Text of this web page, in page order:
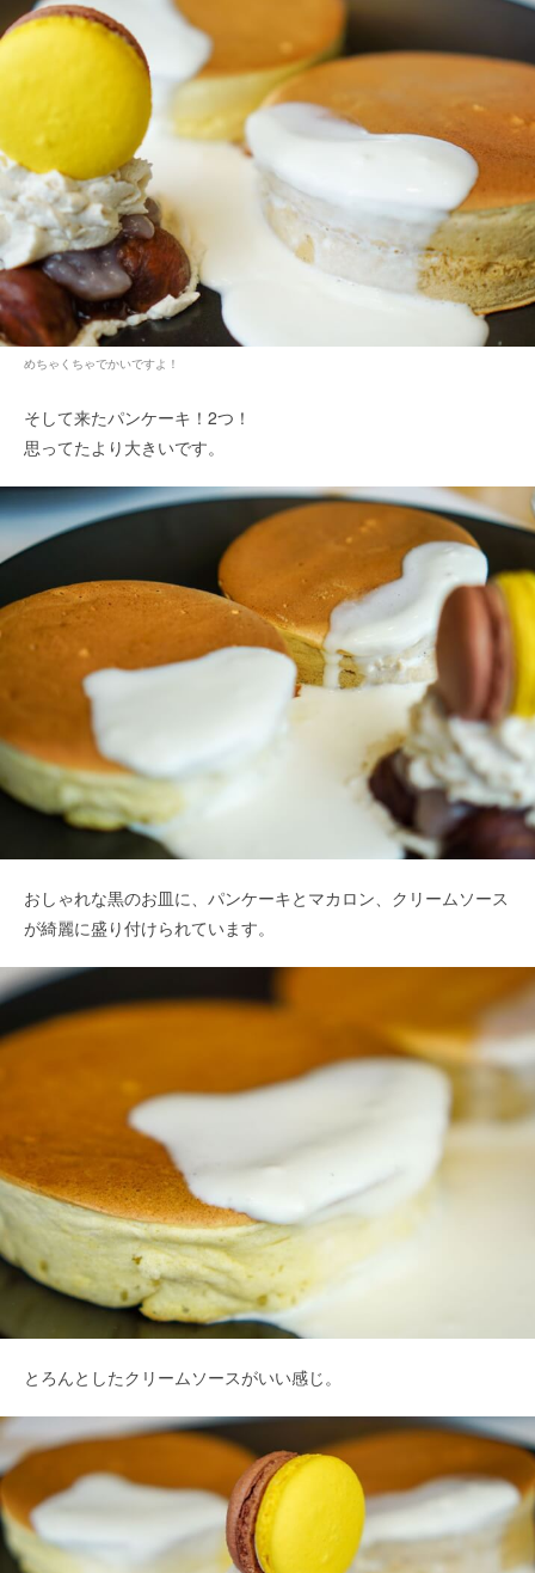
めちゃくちゃでかいですよ！
そして来たパンケーキ！2つ！
思ってたより大きいです。
おしゃれな黒のお皿に、パンケーキとマカロン、クリームソース
が綺麗に盛り付けられています。
とろんとしたクリームソースがいい感じ。